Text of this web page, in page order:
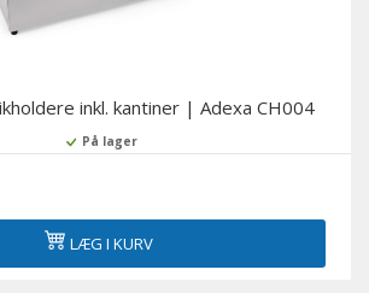
inkl. kantiner | Adexa CH004
På lager
LÆG I KURV